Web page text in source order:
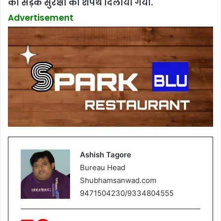
Advertisement
Ashish Tagore
Bureau Head
Shubhamsanwad.com
9471504230/9334804555